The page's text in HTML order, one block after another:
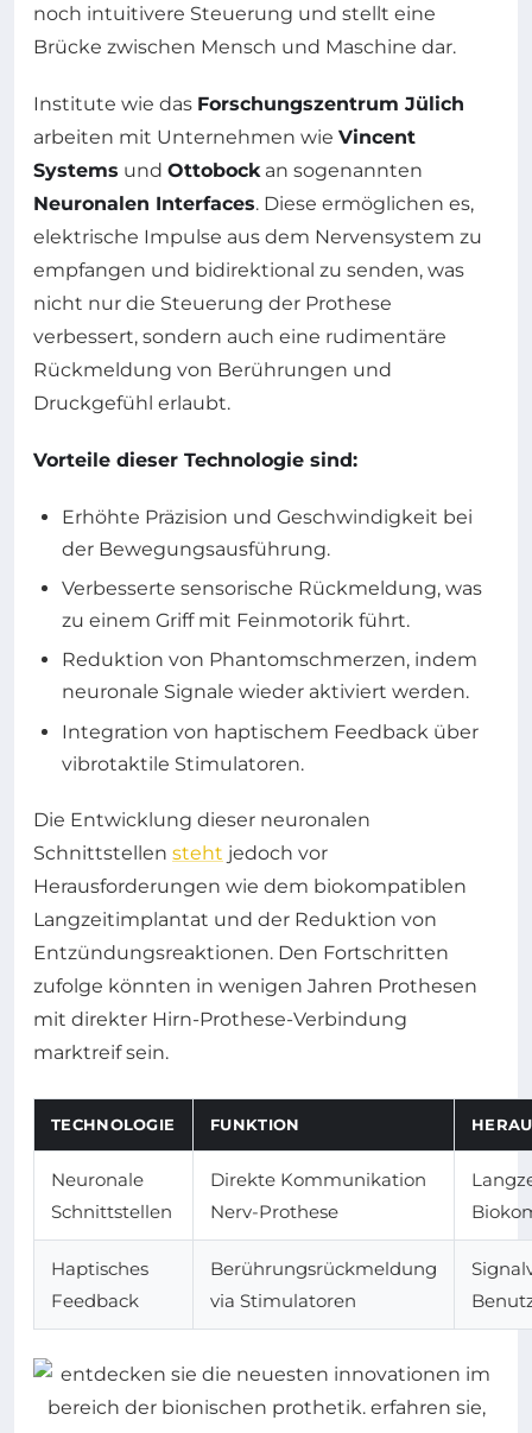
noch intuitivere Steuerung und stellt eine
Brücke zwischen Mensch und Maschine dar.
Institute wie das Forschungszentrum Jülich
arbeiten mit Unternehmen wie Vincent
Systems und Ottobock an sogenannten
Neuronalen Interfaces. Diese ermöglichen es,
elektrische Impulse aus dem Nervensystem zu
empfangen und bidirektional zu senden, was
nicht nur die Steuerung der Prothese
verbessert, sondern auch eine rudimentäre
Rückmeldung von Berührungen und
Druckgefühl erlaubt.
Vorteile dieser Technologie sind:
Erhöhte Präzision und Geschwindigkeit bei
der Bewegungsausführung.
Verbesserte sensorische Rückmeldung, was
zu einem Griff mit Feinmotorik führt.
Reduktion von Phantomschmerzen, indem
neuronale Signale wieder aktiviert werden.
Integration von haptischem Feedback über
vibrotaktile Stimulatoren.
Die Entwicklung dieser neuronalen
Schnittstellen steht jedoch vor
Herausforderungen wie dem biokompatiblen
Langzeitimplantat und der Reduktion von
Entzündungsreaktionen. Den Fortschritten
zufolge könnten in wenigen Jahren Prothesen
mit direkter Hirn-Prothese-Verbindung
marktreif sein.
TECHNOLOGIE FUNKTION
Neuronale
Schnittstellen
Direkte Kommunikation
Nerv-Prothese
Haptisches
Feedback
Berührungsrückmeldung
via Stimulatoren